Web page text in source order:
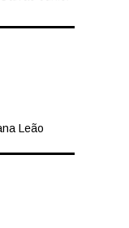
Leão